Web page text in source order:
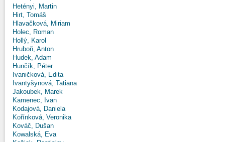
Hetényi, Martin
Hirt, Tomáš
Hlavačková, Miriam
Holec, Roman
Hollý, Karol
Hruboň, Anton
Hudek, Adam
Hunčík, Péter
Ivaničková, Edita
Ivantyšynová, Tatiana
Jakoubek, Marek
Kamenec, Ivan
Kodajová, Daniela
Kořínková, Veronika
Kováč, Dušan
Kowalská, Eva